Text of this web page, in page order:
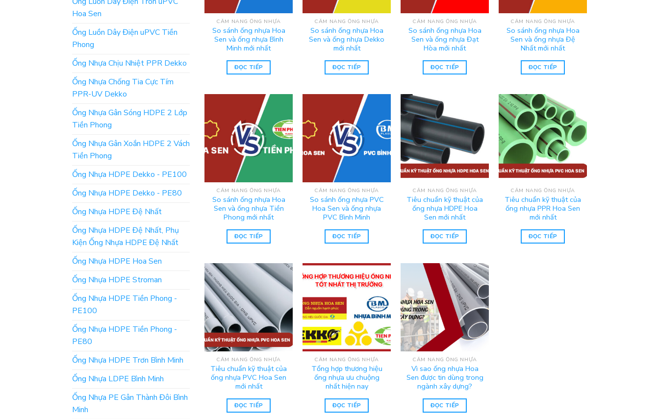
Hoa Sen
Ống Luồn Dây Điện uPVC Tiền
Phong
Ống Nhựa Chịu Nhiệt PPR Dekko
Ống Nhựa Chống Tia Cực Tím
PPR-UV Dekko
Ống Nhựa Gân Sóng HDPE 2 Lớp
Tiền Phong
Ống Nhựa Gân Xoắn HDPE 2 Vách
Tiền Phong
Ống Nhựa HDPE Dekko - PE100
Ống Nhựa HDPE Dekko - PE80
Ống Nhựa HDPE Đệ Nhất
Ống Nhựa HDPE Đệ Nhất, Phụ
Kiện Ống Nhựa HDPE Đệ Nhất
Ống Nhựa HDPE Hoa Sen
Ống Nhựa HDPE Stroman
Ống Nhựa HDPE Tiền Phong -
PE100
Ống Nhựa HDPE Tiền Phong -
PE80
Ống Nhựa HDPE Trơn Bình Minh
Ống Nhựa LDPE Bình Minh
Ống Nhựa PE Gân Thành Đôi Bình
Minh
CẨM NANG ỐNG NHỰA
So sánh ống nhựa Hoa
Sen và ống nhựa Bình
Minh mới nhất
ĐỌC TIẾP
CẨM NANG ỐNG NHỰA
So sánh ống nhựa Hoa
Sen và ống nhựa Dekko
mới nhất
ĐỌC TIẾP
CẨM NANG ỐNG NHỰA
So sánh ống nhựa Hoa
Sen và ống nhựa Đạt
Hòa mới nhất
ĐỌC TIẾP
CẨM NANG ỐNG NHỰA
So sánh ống nhựa Hoa
Sen và ống nhựa Đệ
Nhất mới nhất
ĐỌC TIẾP
CẨM NANG ỐNG NHỰA
So sánh ống nhựa Hoa
Sen và ống nhựa Tiền
Phong mới nhất
ĐỌC TIẾP
CẨM NANG ỐNG NHỰA
So sánh ống nhựa PVC
Hoa Sen và ống nhựa
PVC Bình Minh
ĐỌC TIẾP
CẨM NANG ỐNG NHỰA
Tiêu chuẩn kỹ thuật của
ống nhựa HDPE Hoa
Sen mới nhất
ĐỌC TIẾP
CẨM NANG ỐNG NHỰA
Tiêu chuẩn kỹ thuật của
ống nhựa PPR Hoa Sen
mới nhất
ĐỌC TIẾP
CẨM NANG ỐNG NHỰA
Tiêu chuẩn kỹ thuật của
ống nhựa PVC Hoa Sen
mới nhất
ĐỌC TIẾP
CẨM NANG ỐNG NHỰA
Tổng hợp thương hiệu
ống nhựa ưu chuộng
nhất hiện nay
ĐỌC TIẾP
CẨM NANG ỐNG NHỰA
Vì sao ống nhựa Hoa
Sen được tin dùng trong
ngành xây dựng?
ĐỌC TIẾP